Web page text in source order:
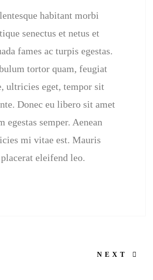
habitant morbi
senectus et netus et
fames ac turpis egestas.
tortor quam, feugiat
ultricies eget, tempor sit
Donec eu libero sit amet
egestas semper. Aenean
mi vitae est. Mauris
placerat eleifend leo.
NEXT